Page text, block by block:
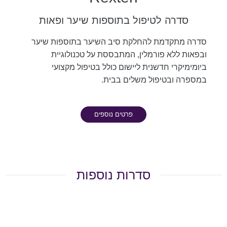
סדרה לטיפול בתוספות שיער ופאות
סדרה מתקדמת להחלקת סיב השיער בתוספות שיער
ובפאות ללא פורמלין, המתבססת על טכנולוגיית
ביומימיקרי חדשנית ליישום כולל בטיפול מקצועי
במספרה ובטיפול משלים בבית.
פרטים נוספים
סדרות נוספות